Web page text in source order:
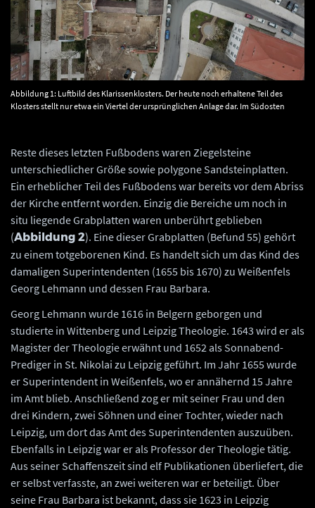
Abbildung 1: Luftbild des Klarissenklosters. Der heute noch erhaltene Teil des
Klosters stellt nur etwa ein Viertel der ursprünglichen Anlage dar. Im Südosten
Reste dieses letzten Fußbodens waren Ziegelsteine
unterschiedlicher Größe sowie polygone Sandsteinplatten.
Ein erheblicher Teil des Fußbodens war bereits vor dem Abriss
der Kirche entfernt worden. Einzig die Bereiche um noch in
situ liegende Grabplatten waren unberührt geblieben
(Abbildung 2). Eine dieser Grabplatten (Befund 55) gehört
zu einem totgeborenen Kind. Es handelt sich um das Kind des
damaligen Superintendenten (1655 bis 1670) zu Weißenfels
Georg Lehmann und dessen Frau Barbara.
Georg Lehmann wurde 1616 in Belgern geborgen und
studierte in Wittenberg und Leipzig Theologie. 1643 wird er als
Magister der Theologie erwähnt und 1652 als Sonnabend-
Prediger in St. Nikolai zu Leipzig geführt. Im Jahr 1655 wurde
er Superintendent in Weißenfels, wo er annähernd 15 Jahre
im Amt blieb. Anschließend zog er mit seiner Frau und den
drei Kindern, zwei Söhnen und einer Tochter, wieder nach
Leipzig, um dort das Amt des Superintendenten auszuüben.
Ebenfalls in Leipzig war er als Professor der Theologie tätig.
Aus seiner Schaffenszeit sind elf Publikationen überliefert, die
er selbst verfasste, an zwei weiteren war er beteiligt. Über
seine Frau Barbara ist bekannt, dass sie 1623 in Leipzig